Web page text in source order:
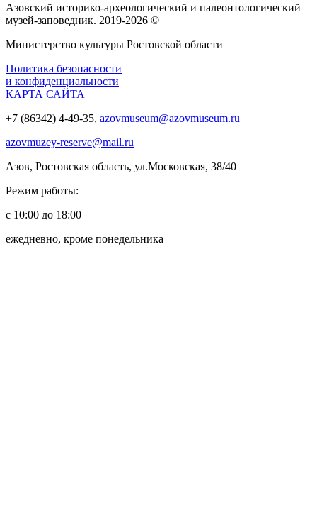
Азовский историко‑археологический и палеонтологический
музей‑заповедник. 2019-2026 ©
Министерство культуры Ростовской области
Политика безопасности
и конфиденциальности
КАРТА САЙТА
+7 (86342) 4-49-35, azovmuseum@azovmuseum.ru
azovmuzey-reserve@mail.ru
Азов, Ростовская область, ул.Московская, 38/40
Режим работы:
с 10:00 до 18:00
ежедневно, кроме понедельника